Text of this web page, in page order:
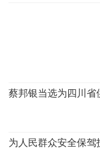
蔡邦银当选为四川省
为人民群众安全保驾